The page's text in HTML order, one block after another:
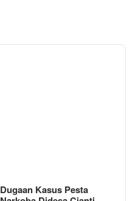
Dugaan Kasus Pesta